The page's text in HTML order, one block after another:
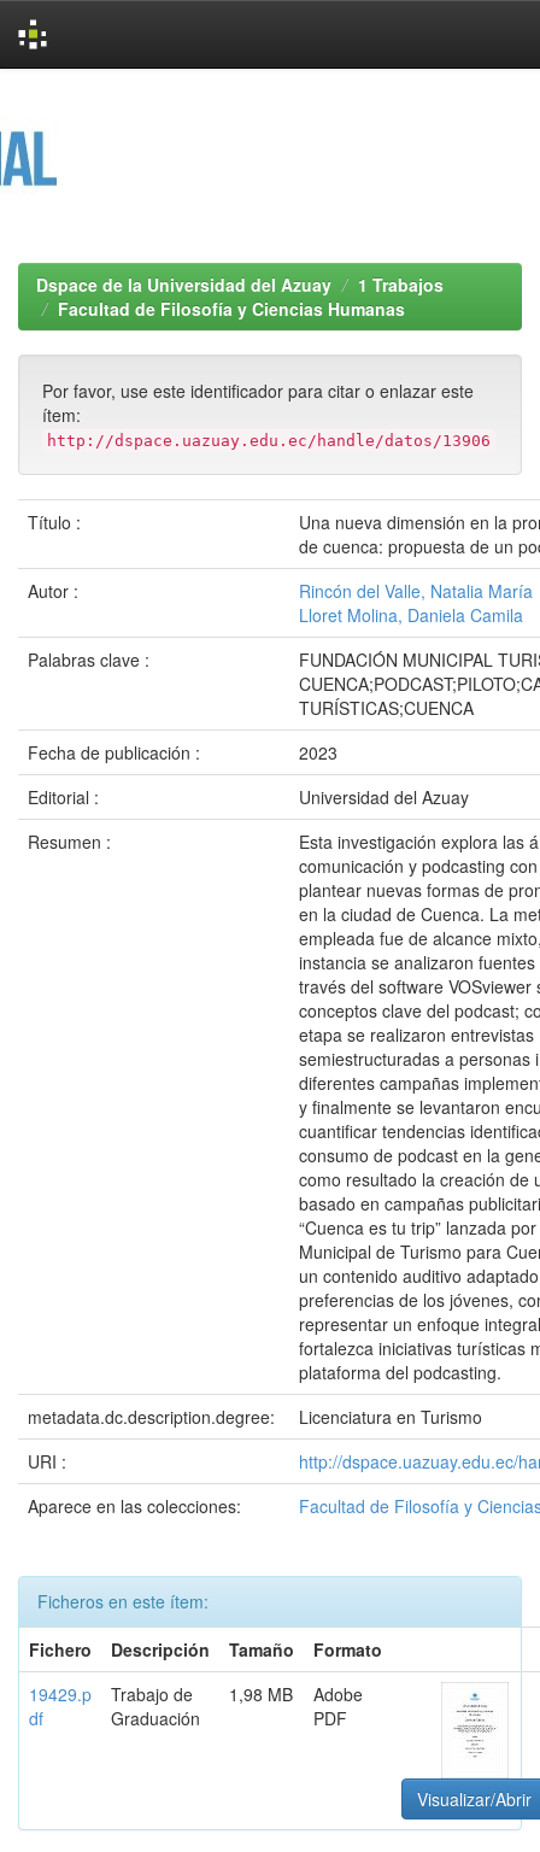
Dspace de la Universidad del Azuay
1 Trabajos
Facultad de Filosofía y Ciencias Humanas
Por favor, use este identificador para citar o enlazar este
ítem:
http://dspace.uazuay.edu.ec/handle/datos/13906
Título :
Una nueva dimensión en la
de cuenca: propuesta de un
Autor :
Rincón del Valle, Natalia María
Lloret Molina, Daniela Camila
Palabras clave :
FUNDACIÓN MUNICIPAL
TURÍSTICAS;CUENCA
Fecha de publicación :
2023
Editorial :
Universidad del Azuay
Resumen :
Esta investigación explora las
comunicación y podcasting
plantear nuevas formas de
en la ciudad de Cuenca. La
empleada fue de alcance
instancia se analizaron
través del software VOSviewer
conceptos clave del podcast;
etapa se realizaron entrevistas
semiestructuradas a personas
diferentes campañas
y finalmente se levantaron
cuantificar tendencias
consumo de podcast en la
como resultado la creación de
basado en campañas
“Cuenca es tu trip” lanzada
Municipal de Turismo para
un contenido auditivo
preferencias de los jóvenes,
representar un enfoque
fortalezca iniciativas turísticas
plataforma del podcasting.
metadata.dc.description.degree:
Licenciatura en Turismo
URI :
http://dspace.uazuay.edu.ec/
Aparece en las colecciones:
Facultad de Filosofía y
Ficheros en este ítem:
Fichero
Descripción Tamaño
Formato
19429.p
df
Trabajo de
Graduación
1,98 MB
Adobe
PDF
Visualizar/Abrir